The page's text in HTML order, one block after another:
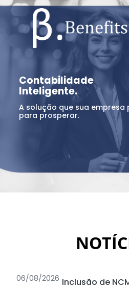
Contabilidade
Inteligente.
A solução que sua empresa
para prosperar.
06/08/2026 Inclusão de